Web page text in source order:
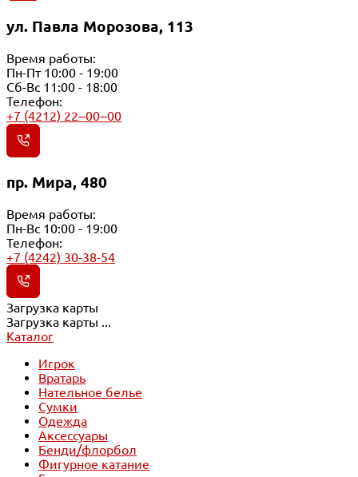
ул. Павла Морозова, 113
Время работы:
Пн-Пт 10:00 - 19:00
Сб-Вс 11:00 - 18:00
Телефон:
+7 (4212) 22‒00‒00
пр. Мира, 480
Время работы:
Пн-Вс 10:00 - 19:00
Телефон:
+7 (4242) 30-38-54
Загрузка карты
Загрузка карты ...
Каталог
Игрок
Вратарь
Нательное белье
Сумки
Одежда
Аксессуары
Бенди/флорбол
Фигурное катание